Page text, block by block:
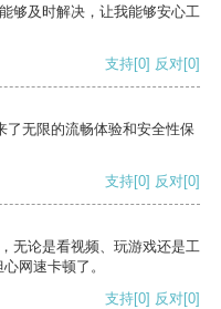
够及时解决，让我能够安心工
支持[0] 反对[0]
了无限的流畅体验和安全性保
支持[0] 反对[0]
无论是看视频、玩游戏还是工
网速卡顿了。
支持[0] 反对[0]